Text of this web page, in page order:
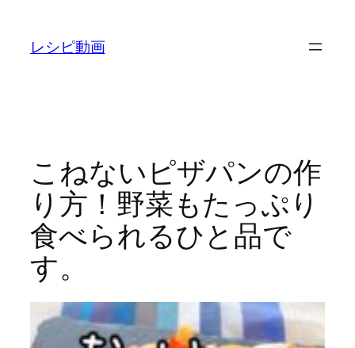
レシピ動画
こねないピザパンの作
り方！野菜もたっぷり
食べられるひと品で
す。